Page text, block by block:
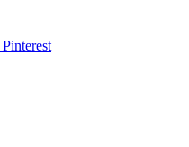
Pinterest